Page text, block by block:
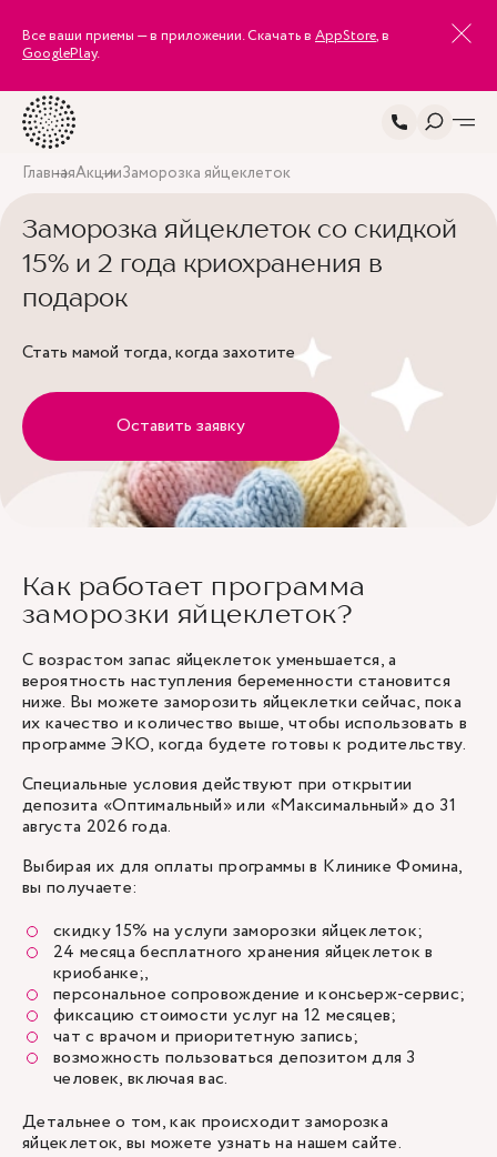
Все ваши приемы — в приложении. Скачать в AppStore, в
GooglePlay.
ГлавнаяАкцииЗаморозка яйцеклеток
Заморозка яйцеклеток со скидкой
15% и 2 года криохранения в
подарок
Стать мамой тогда, когда захотите
Оставить заявку
Как работает программа
заморозки яйцеклеток?
С возрастом запас яйцеклеток уменьшается, а
вероятность наступления беременности становится
ниже. Вы можете заморозить яйцеклетки сейчас, пока
их качество и количество выше, чтобы использовать в
программе ЭКО, когда будете готовы к родительству.
Специальные условия действуют при открытии
депозита «Оптимальный» или «Максимальный»до 31
августа 2026 года.
Выбирая их для оплаты программы в Клинике Фомина,
вы получаете:
скидку 15% на услуги заморозки яйцеклеток;
24 месяца бесплатного хранения яйцеклеток в
криобанке;,
персональное сопровождение и консьерж-сервис;
фиксацию стоимости услуг на 12 месяцев;
чат с врачом и приоритетную запись;
возможность пользоваться депозитом для 3
человек, включая вас.
Детальнее о том, как происходит заморозка
яйцеклеток, вы можете узнать нанашем сайте.